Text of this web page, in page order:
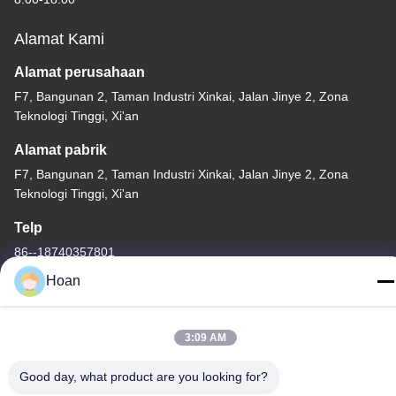
Alamat Kami
Alamat perusahaan
F7, Bangunan 2, Taman Industri Xinkai, Jalan Jinye 2, Zona
Teknologi Tinggi, Xi'an
Alamat pabrik
F7, Bangunan 2, Taman Industri Xinkai, Jalan Jinye 2, Zona
Teknologi Tinggi, Xi'an
Telp
86--18740357801
© 2024-2026 Xi'an Hoan Microwave Co., Ltd. . Seluruh hak cipta.
Hoan
3:09 AM
Good day, what product are you looking for?